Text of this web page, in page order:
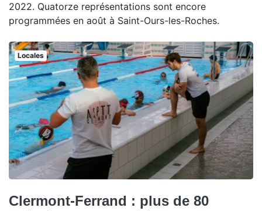
2022. Quatorze représentations sont encore
programmées en août à Saint-Ours-les-Roches.
Locales
Clermont-Ferrand : plus de 80